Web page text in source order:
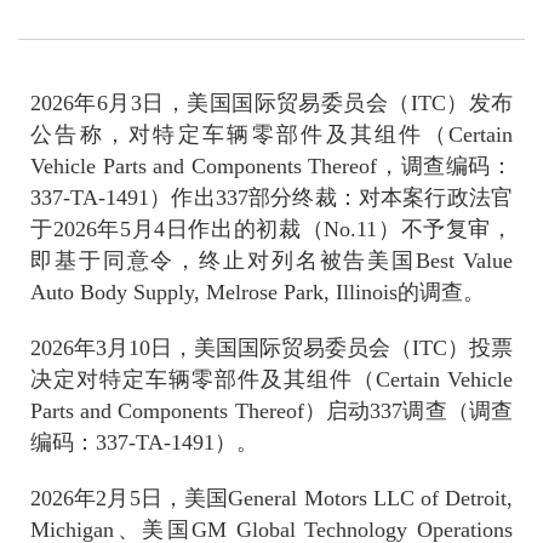
2026年6月 3日，美国国际贸易委员会（ ITC ）发布
公告称，对特定车辆零部件及其组件（Certain
Vehicle Parts and Components Thereof ，调查编码：
337-TA-1491 ）作出337部分终裁：对本案行政法官
于2026年5月4 日作出的初裁（No.11 ） 不予复审 ，
即基于同意令，终止对列名被告美国Best Value
Auto Body Supply, Melrose Park, Illinois的调查。
2026年3 月 10日，美国国际贸易委员会（ITC ）投票
决定对特定车辆零部件及其组件（ Certain Vehicle
Parts and Components Thereof）启动337调查（调查
编码： 337-TA-1491 ）。
2026年2 月 5日，美国General Motors LLC of Detroit,
Michigan 、美国GM Global Technology Operations